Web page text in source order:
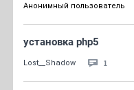
Анонимный пользователь
установка php5
Lost__Shadow 1